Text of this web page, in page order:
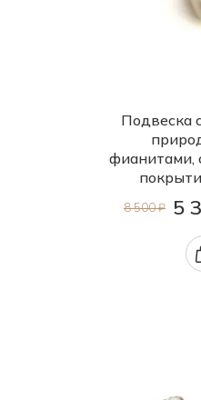
Подвеска
фианитами,
8 500 ₽ 5